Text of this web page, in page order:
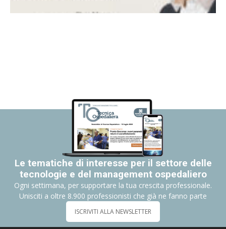
Le tematiche di interesse per il settore delle
tecnologie e del management ospedaliero
Ogni settimana, per supportare la tua crescita professionale.
Unisciti a oltre 8.900 professionisti che già ne fanno parte
ISCRIVITI ALLA NEWSLETTER